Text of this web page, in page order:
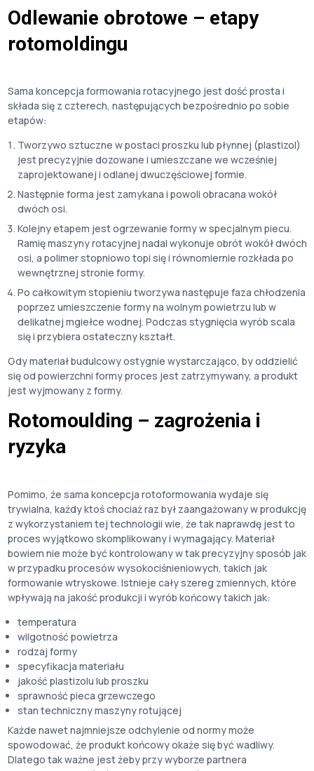
Odlewanie obrotowe – etapy
rotomoldingu
Sama koncepcja formowania rotacyjnego jest dość prosta i
składa się z czterech, następujących bezpośrednio po sobie
etapów:
Tworzywo sztuczne w postaci proszku lub płynnej (plastizol)
jest precyzyjnie dozowane i umieszczane we wcześniej
zaprojektowanej i odlanej dwuczęściowej formie.
Następnie forma jest zamykana i powoli obracana wokół
dwóch osi.
Kolejny etapem jest ogrzewanie formy w specjalnym piecu.
Ramię maszyny rotacyjnej nadal wykonuje obrót wokół dwóch
osi, a polimer stopniowo topi się i równomiernie rozkłada po
wewnętrznej stronie formy.
Po całkowitym stopieniu tworzywa następuje faza chłodzenia
poprzez umieszczenie formy na wolnym powietrzu lub w
delikatnej mgiełce wodnej. Podczas stygnięcia wyrób scala
się i przybiera ostateczny kształt.
Gdy materiał budulcowy ostygnie wystarczająco, by oddzielić
się od powierzchni formy proces jest zatrzymywany, a produkt
jest wyjmowany z formy.
Rotomoulding – zagrożenia i
ryzyka
Pomimo, że sama koncepcja rotoformowania wydaje się
trywialna, każdy ktoś chociaż raz był zaangażowany w produkcję
z wykorzystaniem tej technologii wie, że tak naprawdę jest to
proces wyjątkowo skomplikowany i wymagający. Materiał
bowiem nie może być kontrolowany w tak precyzyjny sposób jak
w przypadku procesów wysokociśnieniowych, takich jak
formowanie wtryskowe. Istnieje cały szereg zmiennych, które
wpływają na jakość produkcji i wyrób końcowy takich jak:
temperatura
wilgotność powietrza
rodzaj formy
specyfikacja materiału
jakość plastizolu lub proszku
sprawność pieca grzewczego
stan techniczny maszyny rotującej
Każde nawet najmniejsze odchylenie od normy może
spowodować, że produkt końcowy okaże się być wadliwy.
Dlatego tak ważne jest żeby przy wyborze partnera